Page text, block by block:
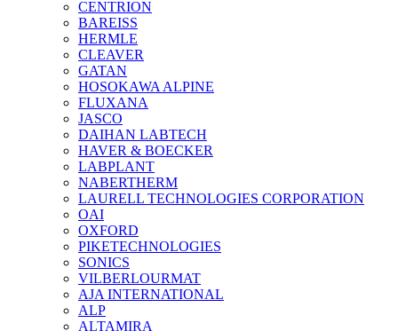
CENTRION
BAREISS
HERMLE
CLEAVER
GATAN
HOSOKAWA ALPINE
FLUXANA
JASCO
DAIHAN LABTECH
HAVER & BOECKER
LABPLANT
NABERTHERM
LAURELL TECHNOLOGIES CORPORATION
OAI
OXFORD
PIKETECHNOLOGIES
SONICS
VILBERLOURMAT
AJA INTERNATIONAL
ALP
ALTAMIRA